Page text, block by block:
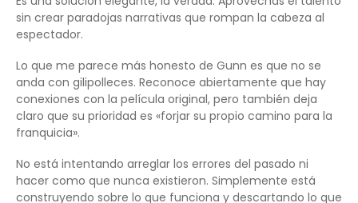
sin crear paradojas narrativas que rompan la cabeza al
espectador.
Lo que me parece más honesto de Gunn es que no se
anda con gilipolleces. Reconoce abiertamente que hay
conexiones con la película original, pero también deja
claro que su prioridad es «forjar su propio camino para la
franquicia».
No está intentando arreglar los errores del pasado ni
hacer como que nunca existieron. Simplemente está
construyendo sobre lo que funciona y descartando lo que